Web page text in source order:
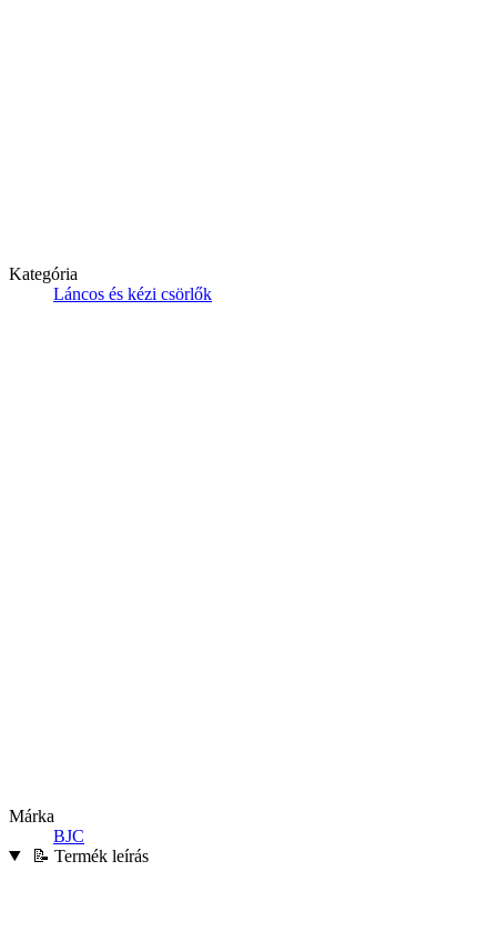
Kategória
Láncos és kézi csörlők
Márka
BJC
📝 Termék leírás